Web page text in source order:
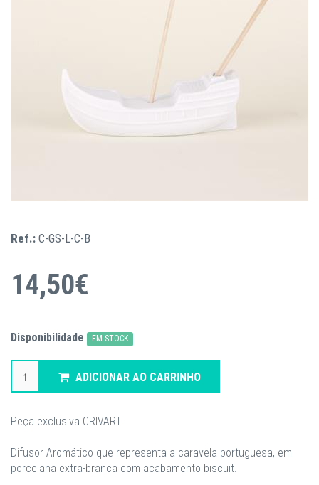
Ref.: C-GS-L-C-B
14,50€
Disponibilidade EM STOCK
ADICIONAR AO CARRINHO
Peça exclusiva CRIVART.
Difusor Aromático que representa a caravela portuguesa, em
porcelana extra-branca com acabamento biscuit.